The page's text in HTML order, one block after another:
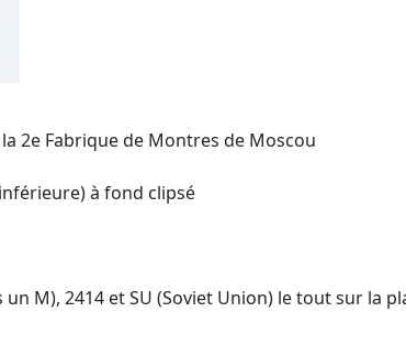
2e Fabrique de Montres de Moscou
à fond clipsé
M), 2414 et SU (Soviet Union) le tout sur la